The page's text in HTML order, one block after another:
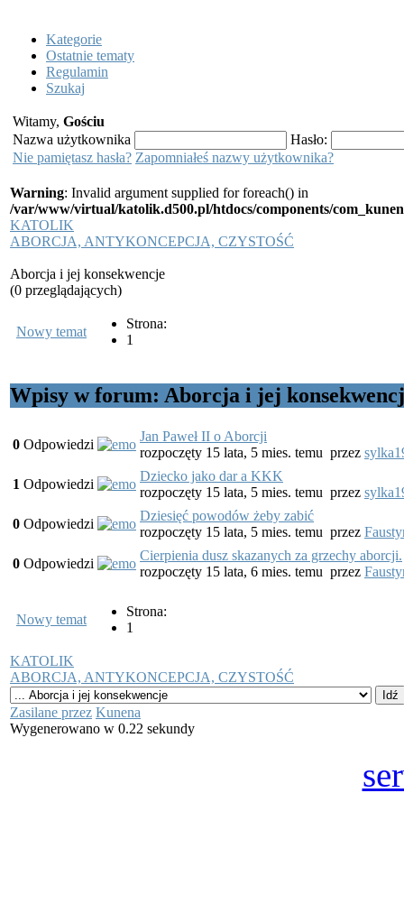
Kategorie
Ostatnie tematy
Regulamin
Szukaj
Witamy, Gościu
Nazwa użytkownika
Hasło:
Nie pamiętasz hasła? Zapomniałeś nazwy użytkownika?
Warning: Invalid argument supplied for foreach() in
/var/www/virtual/katolik.d500.pl/htdocs/components/
KATOLIK
ABORCJA, ANTYKONCEPCJA, CZYSTOŚĆ
Aborcja i jej konsekwencje
(0 przeglądających)
Nowy temat
Strona:
1
Wpisy w forum: Aborcja i jej
0 Odpowiedzi
Jan Paweł II o Aborcji
rozpoczęty 15 lata, 5 mies. temu przez
1 Odpowiedzi
Dziecko jako dar a KKK
rozpoczęty 15 lata, 5 mies. temu przez
0 Odpowiedzi
Dziesięć powodów żeby zabić
rozpoczęty 15 lata, 5 mies. temu przez
0 Odpowiedzi
Cierpienia dusz skazanych za grzechy aborcji.
rozpoczęty 15 lata, 6 mies. temu przez
Nowy temat
Strona:
1
KATOLIK
ABORCJA, ANTYKONCEPCJA, CZYSTOŚĆ
Zasilane przez Kunena
Wygenerowano w 0.22 sekundy